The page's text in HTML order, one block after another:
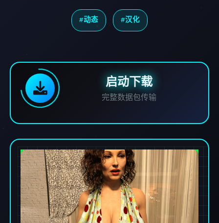
#动态 #汉化
启动下载
完整数据包传输